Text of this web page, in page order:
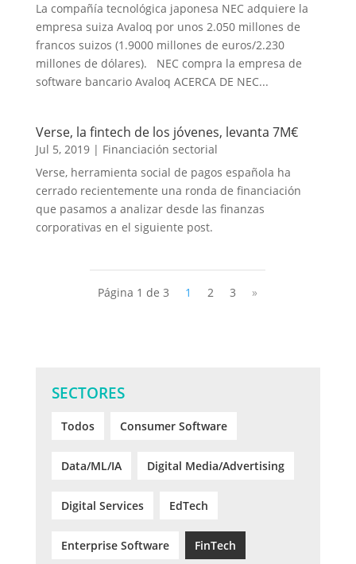
La compañía tecnológica japonesa NEC adquiere la
empresa suiza Avaloq por unos 2.050 millones de
francos suizos (1.9000 millones de euros/2.230
millones de dólares). NEC compra la empresa de
software bancario Avaloq ACERCA DE NEC...
Verse, la fintech de los jóvenes, levanta 7M€
Jul 5, 2019| Financiación sectorial
Verse, herramienta social de pagos española ha
cerrado recientemente una ronda de financiación
que pasamos a analizar desde las finanzas
corporativas en el siguiente post.
Página 1 de 3 1 2 3 »
SECTORES
Todos Consumer Software
Data/ML/IA Digital Media/Advertising
Digital Services EdTech
Enterprise Software FinTech